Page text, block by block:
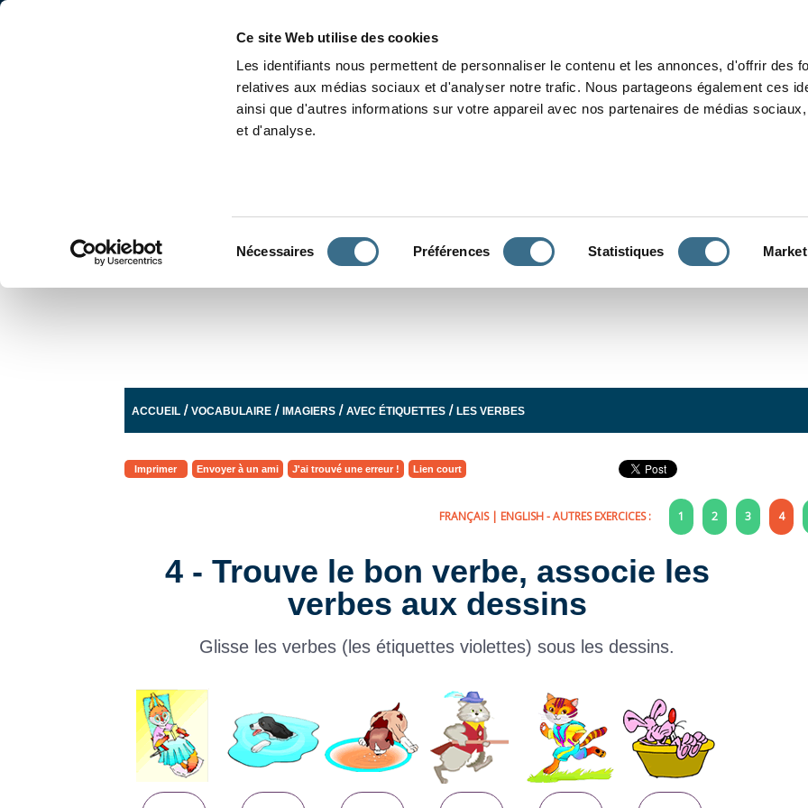
Ce site Web utilise des cookies
Les identifiants nous permettent de personnaliser le contenu et les annonces, d'offrir des
relatives aux médias sociaux et d'analyser notre trafic. Nous partageons également ces
ainsi que d'autres informations sur votre appareil avec nos partenaires de médias
et d'analyse.
Nécessaires Préférences Statistiques
ACCUEIL /VOCABULAIRE / IMAGIERS /AVEC ÉTIQUETTES /LES VERBES
Imprimer Envoyer à un ami J'ai trouvé une erreur ! Lien court
FRANÇAIS| ENGLISH- AUTRES EXERCICES : 1 2 3 4
4 - Trouve le bon verbe, associe les
verbes aux dessins
Glisse les verbes (les étiquettes violettes) sous les dessins.